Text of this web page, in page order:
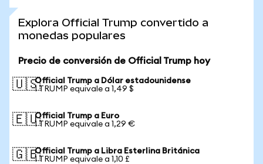
Explora Official Trump convertido a
monedas populares
Precio de conversión de Official Trump hoy
🇺🇸Official Trump a Dólar estadounidense
1 TRUMP equivale a 1,49 $
🇪🇺Official Trump a Euro
1 TRUMP equivale a 1,29 €
🇬🇧Official Trump a Libra Esterlina Británica
1 TRUMP equivale a 1,10 £